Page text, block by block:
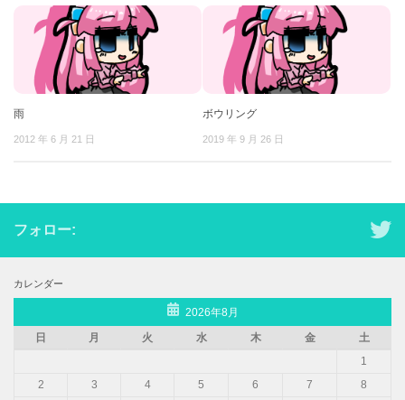
雨
2012 年 6 月 21 日
ボウリング
2019 年 9 月 26 日
フォロー:
カレンダー
2026年8月
日
月 火 水 木 金
土
1
2
3 4 5 6 7
8